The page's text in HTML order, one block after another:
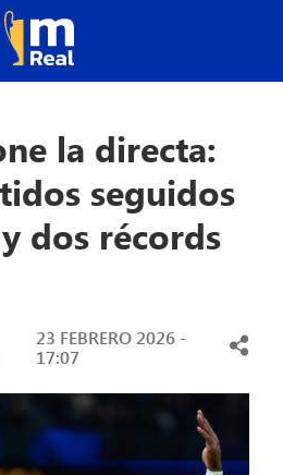
la directa:
seguidos
dos récords
23 FEBRERO 2026 -
17:07